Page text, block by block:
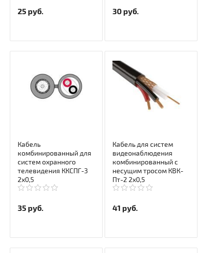
25 руб. 30 руб.
Кабель
комбинированный для
систем охранного
телевидения ККСПГ-3
2х0,5
35 руб.
Кабель для систем
видеонаблюдения
комбинированный с
несущим тросом КВК-
Пт-2 2х0,5
41 руб.